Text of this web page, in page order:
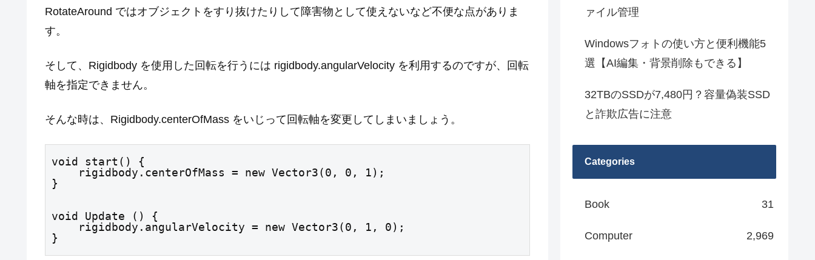
RotateAround ではオブジェクトをすり抜けたりして障害物として使えないなど不便な点がありま
す。
そして、Rigidbody を使用した回転を行うには rigidbody.angularVelocity を利用するのですが、回転
軸を指定できません。
そんな時は、Rigidbody.centerOfMass をいじって回転軸を変更してしまいましょう。
void start() {
}
void Update () {
}
ァイル管理
Windowsフォトの使い方と便利機能5
選【AI編集・背景削除もできる】
32TBのSSDが7,480円？容量偽装SSD
と詐欺広告に注意
Categories
Book 31
Computer 2,969